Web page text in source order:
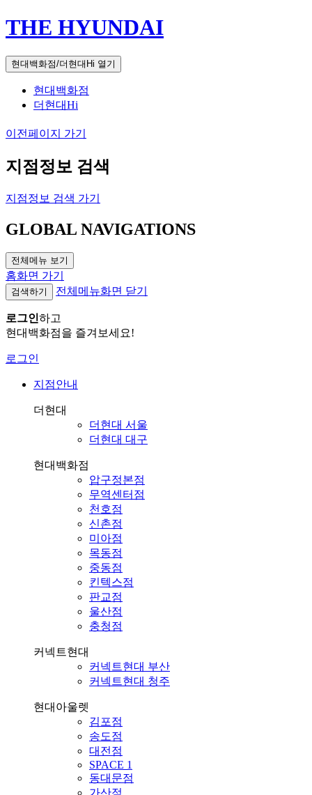
THE HYUNDAI
현대백화점/더현대Hi 열기
현대백화점
더현대Hi
이전페이지 가기
지점정보 검색
지점정보 검색 가기
GLOBAL NAVIGATIONS
전체메뉴 보기
홈화면 가기
검색하기 전체메뉴화면 닫기
로그인하고
현대백화점을 즐겨보세요!
로그인
지점안내
더현대
더현대 서울
더현대 대구
현대백화점
압구정본점
무역센터점
천호점
신촌점
미아점
목동점
중동점
킨텍스점
판교점
울산점
충청점
커넥트현대
커넥트현대 부산
커넥트현대 청주
현대아울렛
김포점
송도점
대전점
SPACE 1
동대문점